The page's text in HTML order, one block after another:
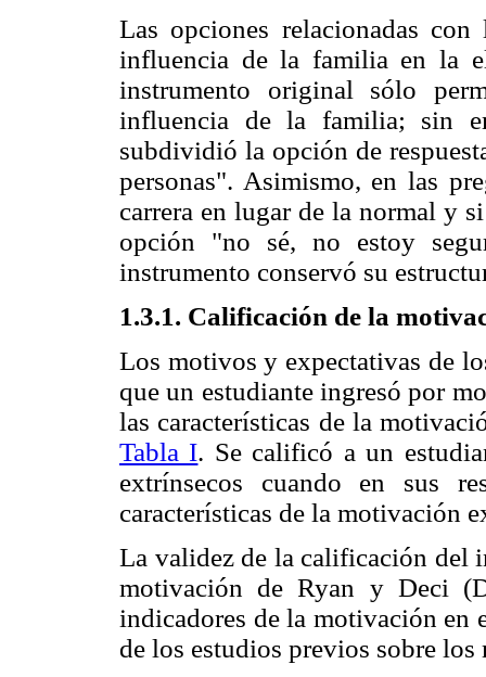
Las opciones relacionadas
influencia de la familia en la
instrumento original sólo
influencia de la familia; sin
subdividió la opción de
personas". Asimismo, en las
carrera en lugar de la normal y
opción "no sé, no estoy
instrumento conservó su
1.3.1. Calificación de la
Los motivos y expectativas de
que un estudiante ingresó por
las características de la
Tabla I. Se calificó a un
extrínsecos cuando en sus
características de la motivación
La validez de la calificación del
motivación de Ryan y Deci
indicadores de la motivación en
de los estudios previos sobre